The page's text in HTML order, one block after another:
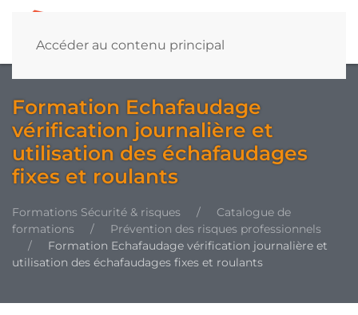
Accéder au contenu principal
Formation Echafaudage
vérification journalière et
utilisation des échafaudages
fixes et roulants
Formations Sécurité & risques
Catalogue de
formations
Prévention des risques professionnels
Formation Echafaudage vérification journalière et
utilisation des échafaudages fixes et roulants